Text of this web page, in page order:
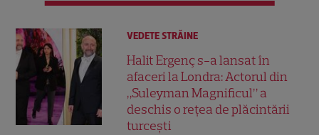
VEDETE STRĂINE
Halit Ergenç s-a lansat în
afaceri la Londra: Actorul din
„Suleyman Magnificul” a
deschis o rețea de plăcintării
turcești